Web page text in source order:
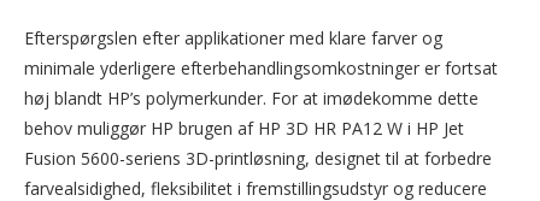
Efterspørgslen efter applikationer med klare farver og
minimale yderligere efterbehandlingsomkostninger er fortsat
høj blandt HP’s polymerkunder. For at imødekomme dette
behov muliggør HP brugen af HP 3D HR PA12 W i HP Jet
Fusion 5600-seriens 3D-printløsning, designet til at forbedre
farvealsidighed, fleksibilitet i fremstillingsudstyr og reducere